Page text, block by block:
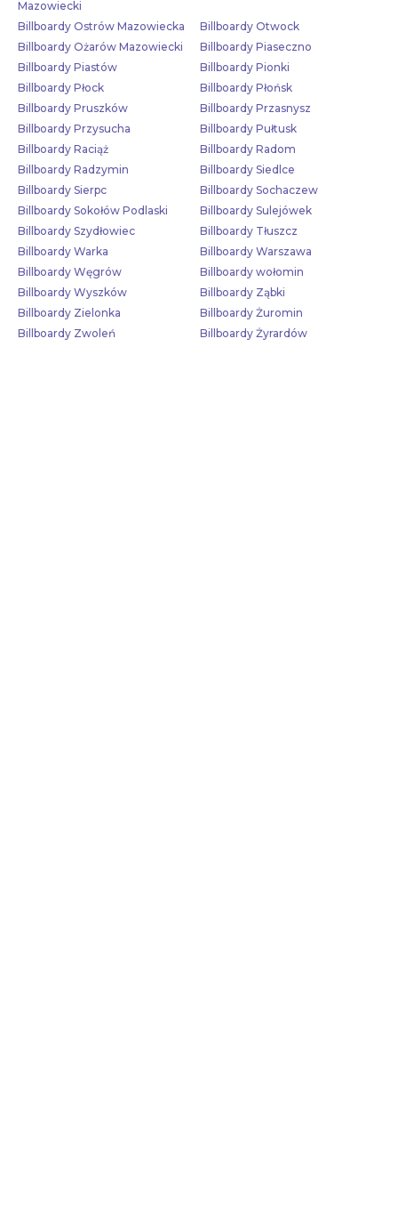
Mazowiecki
Billboardy Ostrów Mazowiecka
Billboardy Otwock
Billboardy Ożarów Mazowiecki
Billboardy Piaseczno
Billboardy Piastów
Billboardy Pionki
Billboardy Płock
Billboardy Płońsk
Billboardy Pruszków
Billboardy Przasnysz
Billboardy Przysucha
Billboardy Pułtusk
Billboardy Raciąż
Billboardy Radom
Billboardy Radzymin
Billboardy Siedlce
Billboardy Sierpc
Billboardy Sochaczew
Billboardy Sokołów Podlaski
Billboardy Sulejówek
Billboardy Szydłowiec
Billboardy Tłuszcz
Billboardy Warka
Billboardy Warszawa
Billboardy Węgrów
Billboardy wołomin
Billboardy Wyszków
Billboardy Ząbki
Billboardy Zielonka
Billboardy Żuromin
Billboardy Zwoleń
Billboardy Żyrardów